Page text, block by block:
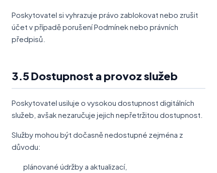
Poskytovatel si vyhrazuje právo zablokovat nebo zrušit
účet v případě porušení Podmínek nebo právních
předpisů.
3.5 Dostupnost a provoz služeb
Poskytovatel usiluje o vysokou dostupnost digitálních
služeb, avšak nezaručuje jejich nepřetržitou dostupnost.
Služby mohou být dočasně nedostupné zejména z
důvodu:
plánované údržby a aktualizací,